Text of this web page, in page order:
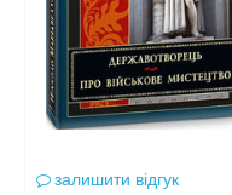
залишити відгук